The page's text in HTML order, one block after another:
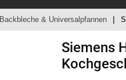
Backbleche & Universalpfannen
Siemens